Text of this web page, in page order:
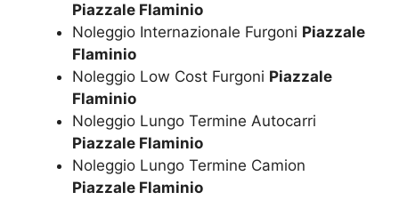
Piazzale Flaminio
Noleggio Internazionale Furgoni Piazzale
Flaminio
Noleggio Low Cost Furgoni Piazzale
Flaminio
Noleggio Lungo Termine Autocarri
Piazzale Flaminio
Noleggio Lungo Termine Camion
Piazzale Flaminio